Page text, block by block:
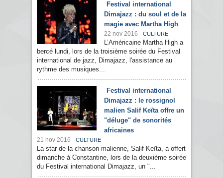
Festival international
Dimajazz : du soul et de la
magie avec Martha High
22 nov 2016 CULTURE
L’Américaine Martha High a
bercé lundi, lors de la troisième soirée du Festival
international de jazz, Dimajazz, l'assistance au
rythme des musiques...
Festival international
Dimajazz : le rossignol
malien Salif Keïta offre un
"déluge" de sonorités
africaines
21 nov 2016 CULTURE
La star de la chanson malienne, Salif Keïta, a offert
dimanche à Constantine, lors de la deuxième soirée
du Festival international Dimajazz, un "...